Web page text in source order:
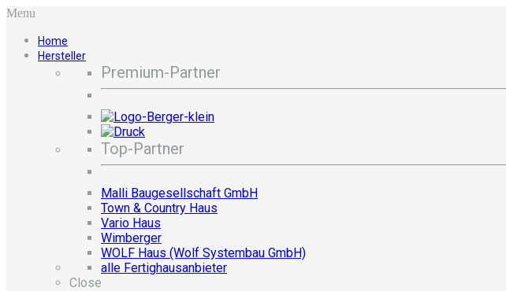
Menu
Home
Hersteller
Premium-Partner
Top-Partner
Malli Baugesellschaft GmbH
Town & Country Haus
Vario Haus
Wimberger
WOLF Haus (Wolf Systembau GmbH)
alle Fertighausanbieter
Close